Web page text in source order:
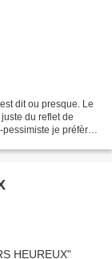
dit ou presque. Le
du reflet de
je préfère